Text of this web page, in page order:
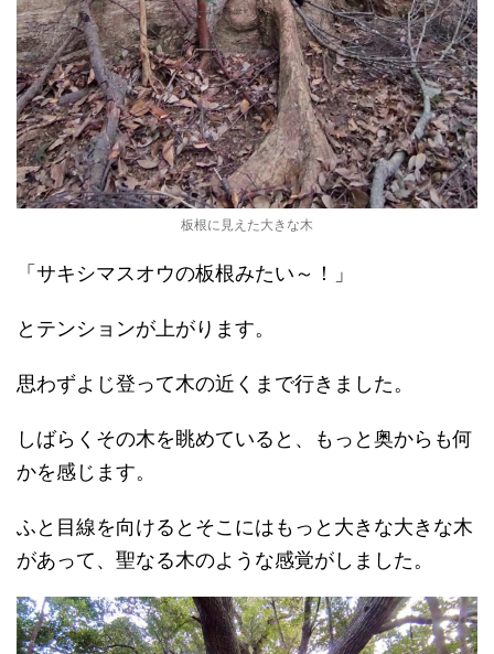
板根に見えた大きな木
「サキシマスオウの板根みたい～！」
とテンションが上がります。
思わずよじ登って木の近くまで行きました。
しばらくその木を眺めていると、もっと奥からも何
かを感じます。
ふと目線を向けるとそこにはもっと大きな大きな木
があって、聖なる木のような感覚がしました。